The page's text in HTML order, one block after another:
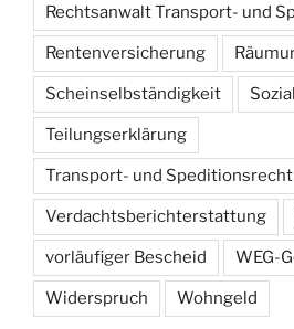
Rechtsanwalt Transport- und
Rentenversicherung
Scheinselbständigkeit
Teilungserklärung
Transport- und Speditionsrecht
Verdachtsberichterstattung
vorläufiger Bescheid WEG-
Widerspruch Wohngeld